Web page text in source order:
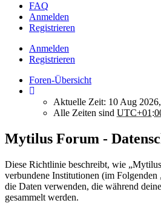
FAQ
Anmelden
Registrieren
Anmelden
Registrieren
Foren-Übersicht
Aktuelle Zeit: 10 Aug
Alle Zeiten sind
Mytilus Forum -
Diese Richtlinie beschreibt, wie
verbundene Institutionen (im
die Daten verwenden, die während
gesammelt werden.